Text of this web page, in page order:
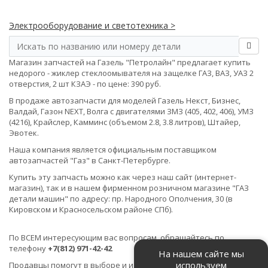
Электрооборудование и светотехника >
Магазин запчастей на Газель "Петролайн" предлагает купить
недорого - жиклер стеклоомывателя на защелке ГАЗ, ВАЗ, УАЗ 2
отверстия, 2 шт КЗАЭ - по цене: 390 руб.
В продаже автозапчасти для моделей Газель Некст, Бизнес,
Валдай, Газон NEXT, Волга с двигателями ЗМЗ (405, 402, 406), УМЗ
(4216), Крайслер, Камминс (объемом 2.8, 3.8 литров), Штайер,
Эвотек.
Наша компания является официальным поставщиком
автозапчастей "Газ" в Санкт-Петербурге.
Купить эту запчасть можно как через наш сайт (интернет-
магазин), так и в нашем фирменном розничном магазине "ГАЗ
детали машин" по адресу: пр. Народного Ополчения, 30 (в
Кировском и Красносельском районе СПб).
По ВСЕМ интересующим вас вопросам, обращайтесь по
телефону +7(812) 971-42-42
Продавцы помогут в выборе и идентификации товара.
На нашем сайте мы
используем